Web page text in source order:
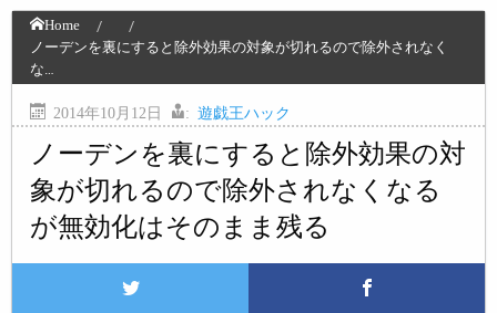
Home
ノーデンを裏にすると除外効果の対象が切れるので除外されなく
な…
2014年10月12日 : 遊戯王ハック
ノーデンを裏にすると除外効果の対
象が切れるので除外されなくなる
が無効化はそのまま残る